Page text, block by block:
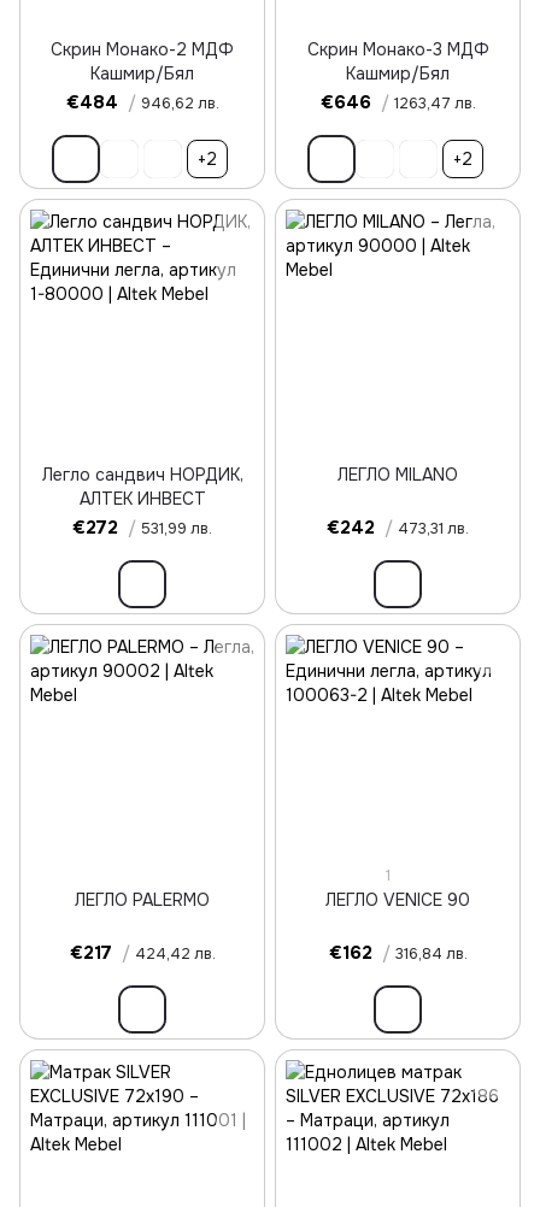
Скрин Монако-2 МДФ
Кашмир/Бял
€484 / 946,62 лв.
+2
Скрин Монако-3 МДФ
Кашмир/Бял
€646 / 1263,47 лв.
+2
Легло сандвич НОРДИК,
АЛТЕК ИНВЕСТ
€272 / 531,99 лв.
ЛЕГЛО MILANO
€242 / 473,31 лв.
ЛЕГЛО PALERMO
€217 / 424,42 лв.
1
ЛЕГЛО VENICE 90
€162 / 316,84 лв.